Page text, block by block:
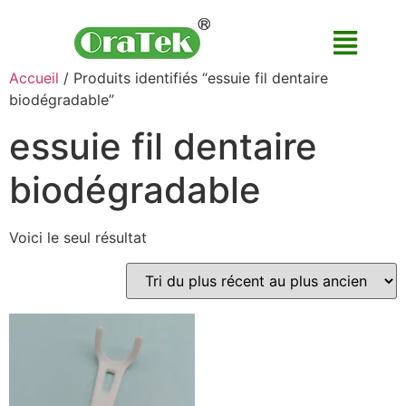
Accueil / Produits identifiés “essuie fil dentaire
biodégradable”
essuie fil dentaire
biodégradable
Voici le seul résultat